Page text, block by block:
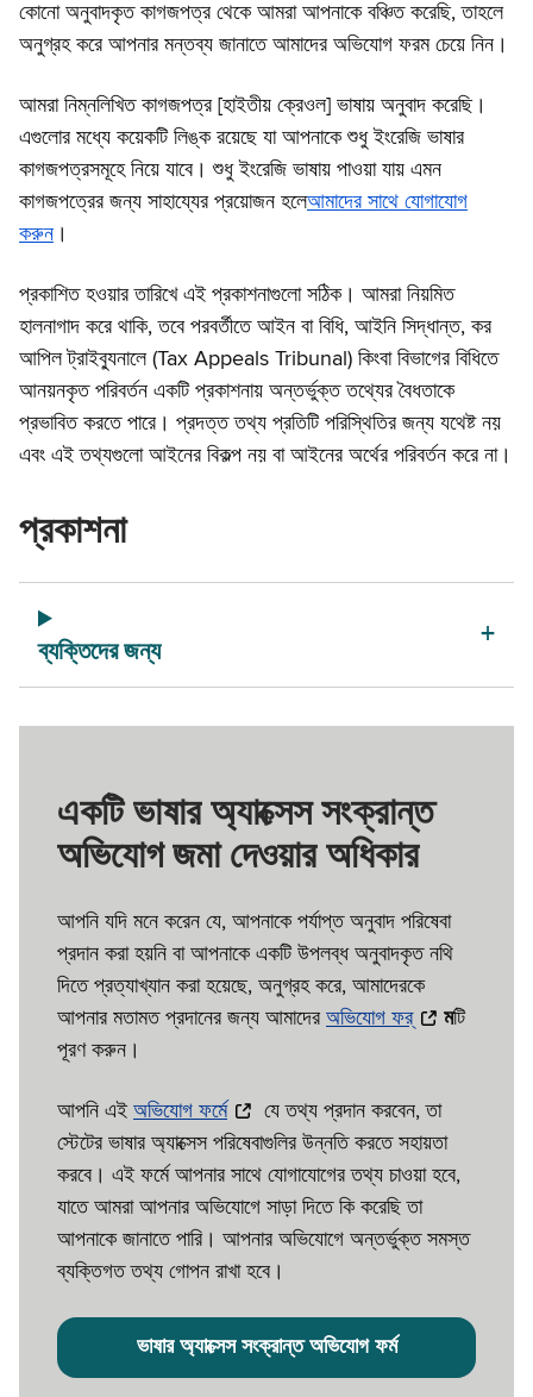
কোনো অনুবাদকৃত কাগজপত্র থেকে আমরা আপনাকে বঞ্চিত করেছি, তাহলে
অনুগ্রহ করে আপনার মন্তব্য জানাতে আমাদের অভিযোগ ফরম চেয়ে নিন।
আমরা নিম্নলিখিত কাগজপত্র [হাইতীয় ক্রেওল] ভাষায় অনুবাদ করেছি।
এগুলোর মধ্যে কয়েকটি লিঙ্ক রয়েছে যা আপনাকে শুধু ইংরেজি ভাষার
কাগজপত্রসমূহে নিয়ে যাবে। শুধু ইংরেজি ভাষায় পাওয়া যায় এমন
কাগজপত্রের জন্য সাহায্যের প্রয়োজন হলেআমাদের সাথে যোগাযোগ
করুন ।
প্রকাশিত হওয়ার তারিখে এই প্রকাশনাগুলো সঠিক। আমরা নিয়মিত
হালনাগাদ করে থাকি, তবে পরবর্তীতে আইন বা বিধি, আইনি সিদ্ধান্ত, কর
আপিল ট্রাইব্যুনালে (Tax Appeals Tribunal) কিংবা বিভাগের বিধিতে
আনয়নকৃত পরিবর্তন একটি প্রকাশনায় অন্তর্ভুক্ত তথ্যের বৈধতাকে
প্রভাবিত করতে পারে। প্রদত্ত তথ্য প্রতিটি পরিস্থিতির জন্য যথেষ্ট নয়
এবং এই তথ্যগুলো আইনের বিকল্প নয় বা আইনের অর্থের পরিবর্তন করে না।
প্রকাশনা
ব্যক্তিদের জন্য
একটি ভাষার অ্যাক্সেস সংক্রান্ত
অভিযোগ জমা দেওয়ার অধিকার
আপনি যদি মনে করেন যে, আপনাকে পর্যাপ্ত অনুবাদ পরিষেবা
প্রদান করা হয়নি বা আপনাকে একটি উপলব্ধ অনুবাদকৃত নথি
দিতে প্রত্যাখ্যান করা হয়েছে, অনুগ্রহ করে, আমাদেরকে
আপনার মতামত প্রদানের জন্য আমাদের অভিযোগ ফর্ মটি
পূরণ করুন।
আপনি এই অভিযোগ ফর্মে
যে তথ্য প্রদান করবেন, তা
স্টেটের ভাষার অ্যাক্সেস পরিষেবাগুলির উন্নতি করতে সহায়তা
করবে। এই ফর্মে আপনার সাথে যোগাযোগের তথ্য চাওয়া হবে,
যাতে আমরা আপনার অভিযোগে সাড়া দিতে কি করেছি তা
আপনাকে জানাতে পারি। আপনার অভিযোগে অন্তর্ভুক্ত সমস্ত
ব্যক্তিগত তথ্য গোপন রাখা হবে।
ভাষার অ্যাক্সেস সংক্রান্ত অভিযোগ ফর্ম